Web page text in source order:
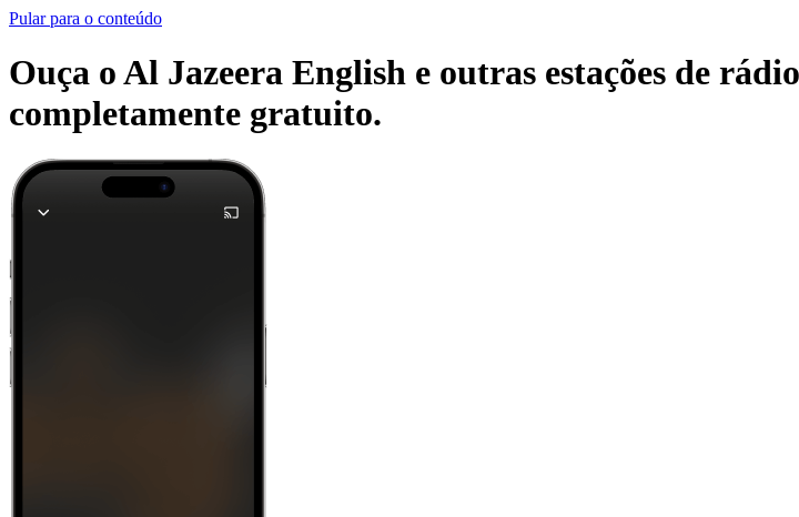
Pular para o conteúdo
Ouça o Al Jazeera English e outras estações de
completamente gratuito.